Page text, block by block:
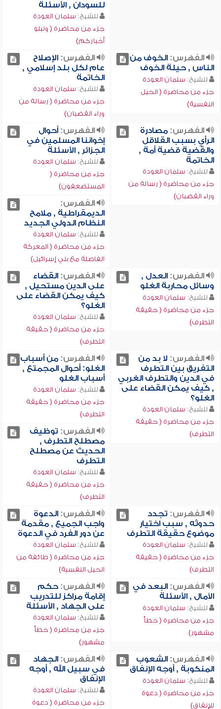
للسودان , الأسئلة
للشيخ: سلمان العودة
جزء من محاضرة ( ونبلو
أخباركم)
الفهرس:الخوف من
الناس , حيلة الخوف
للشيخ: سلمان العودة
جزء من محاضرة ( الحيل
النفسية)
الفهرس:الإصلاح
عام لكل بلد إسلامي ,
الخاتمة
للشيخ: سلمان العودة
جزء من محاضرة ( رسالة من
وراء القضبان)
الفهرس:مصادرة
الرأي بسبب القلاقل
والقضية قضية أمة ,
الخاتمة
للشيخ: سلمان العودة
جزء من محاضرة ( رسالة من
وراء القضبان)
الفهرس:أحوال
إخواننا المسلمين في
الجزائر , الأسئلة
للشيخ: سلمان العودة
جزء من محاضرة (
المستضعفون)
الفهرس:
الديمقراطية , ملامح
النظام الدولي الجديد
للشيخ: سلمان العودة
جزء من محاضرة ( المعركة
الفاصلة مع بني إسرائيل)
الفهرس:العدل ,
وسائل محاربة الغلو
للشيخ: سلمان العودة
جزء من محاضرة ( حقيقة
التطرف)
الفهرس:القضاء
على الدين مستحيل ,
كيف يمكن القضاء على
الغلو؟
للشيخ: سلمان العودة
جزء من محاضرة ( حقيقة
التطرف)
الفهرس: لا بد من
التفريق بين التطرف
في الدين والتطرف الغربي
, كيف يمكن القضاء على
الغلو؟
للشيخ: سلمان العودة
جزء من محاضرة ( حقيقة
التطرف)
الفهرس:من أسباب
الغلو: أحوال المجمتع ,
أسباب الغلو
للشيخ: سلمان العودة
جزء من محاضرة ( حقيقة
التطرف)
الفهرس: توظيف
مصطلح التطرف ,
الحديث عن مصطلح
التطرف
للشيخ: سلمان العودة
جزء من محاضرة ( حقيقة
التطرف)
الفهرس: تجدد
حدوثه , سبب اختيار
موضوع حقيقة التطرف
للشيخ: سلمان العودة
جزء من محاضرة ( حقيقة
التطرف)
الفهرس:الدعوة
واجب الجميع , مقدمة
عن دور الفرد في الدعوة
للشيخ: سلمان العودة
جزء من محاضرة ( طائفة من
الحيل النفسية)
الفهرس:البعد في
الآمال , الأسئلة
للشيخ: سلمان العودة
جزء من محاضرة ( خطأ
مشهور)
الفهرس:حكم
إقامة مراكز للتدريب
على الجهاد , الأسئلة
للشيخ: سلمان العودة
جزء من محاضرة ( خطأ
مشهور)
الفهرس:الشعوب
المنكوبة , أوجه الإنفاق
للشيخ: سلمان العودة
جزء من محاضرة ( دعوة
للإنفاق)
الفهرس:الجهاد
في سبيل الله , أوجه
الإنفاق
للشيخ: سلمان العودة
جزء من محاضرة ( دعوة